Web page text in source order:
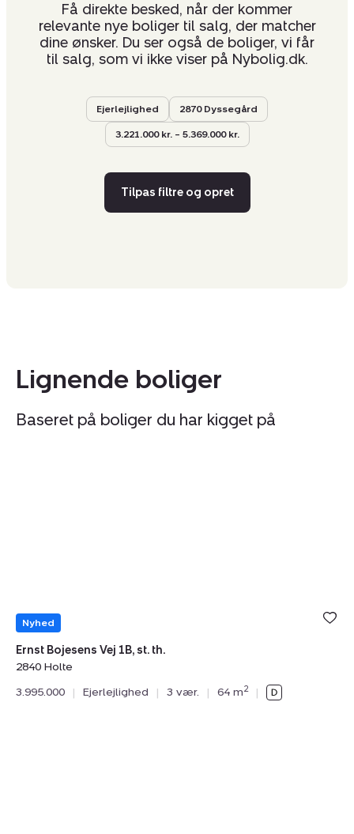
Få direkte besked, når der kommer
relevante nye boliger til salg, der matcher
dine ønsker. Du ser også de boliger, vi får
til salg, som vi ikke viser på Nybolig.dk.
Ejerlejlighed 2870 Dyssegård
3.221.000 kr. – 5.369.000 kr.
Tilpas filtre og opret
Lignende boliger
Baseret på boliger du har kigget på
Holte
Nyhed
Ernst Bojesens Vej 1B, st. th.
2840 Holte
3.995.000
| Ejerlejlighed | 3 vær. | 64 m2 |